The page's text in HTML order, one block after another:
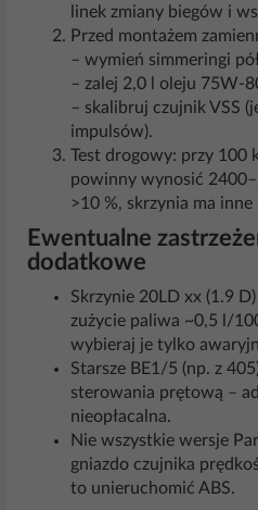
linek zmiany biegów i
Przed montażem
– wymień simmeringi
– zalej 2,0 l oleju 75W-
– skalibruj czujnik VSS
impulsów).
Test drogowy: przy 100
powinny wynosić
>10 %, skrzynia ma inne
Ewentualne
dodatkowe
Skrzynie 20LD xx (1.9
zużycie paliwa ~0,5 l/
wybieraj je tylko
Starsze BE1/5 (np. z
sterowania prętową –
nieopłacalna.
Nie wszystkie wersje
gniazdo czujnika
to unieruchomić ABS.